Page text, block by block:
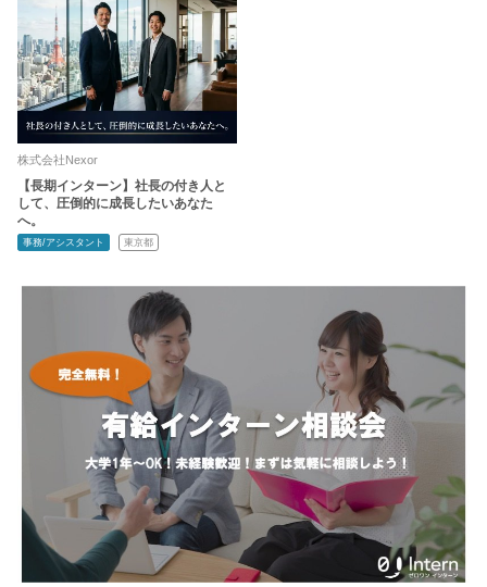
株式会社Nexor
【長期インターン】社長の付き人と
して、圧倒的に成長したいあなた
へ。
事務/アシスタント 東京都